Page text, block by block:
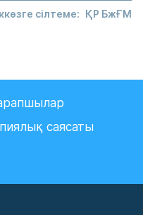
сілтеме: ҚР БжҒМ
саясаты